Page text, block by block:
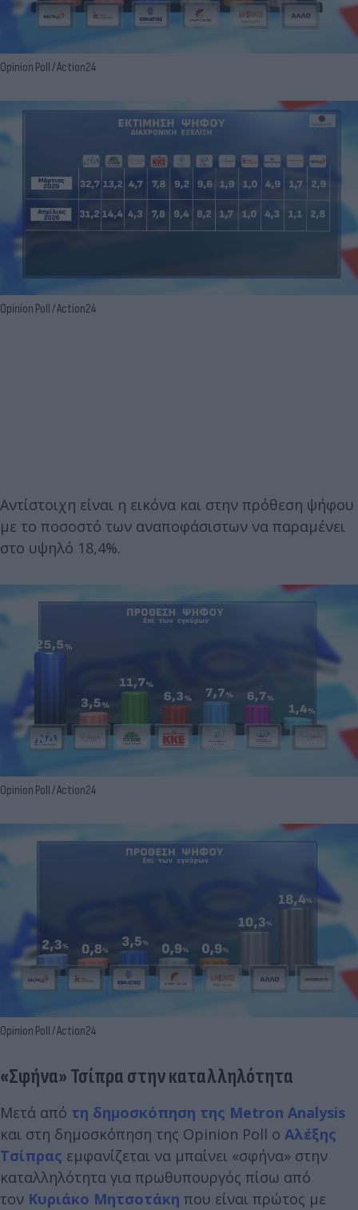
Opinion Poll / Action24
Opinion Poll / Action24
Αντίστοιχη είναι η εικόνα και στην πρόθεση ψήφου
με το ποσοστό των αναποφάσιστων να παραμένει
στο υψηλό 18,4%.
Opinion Poll / Action24
Opinion Poll / Action24
«Σφήνα» Τσίπρα στην καταλληλότητα
Μετά από τη δημοσκόπηση της Metron Analysis
και στη δημοσκόπηση της Opinion Poll ο Αλέξης
Τσίπρας εμφανίζεται να μπαίνει «σφήνα» στην
καταλληλότητα για πρωθυπουργός πίσω από
τον Κυριάκο Μητσοτάκη που είναι πρώτος με